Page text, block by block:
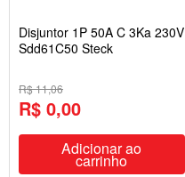
Disjuntor 1P 50A C 3Ka 230V
Sdd61C50 Steck
R$ 11,06
R$ 0,00
Adicionar ao
carrinho